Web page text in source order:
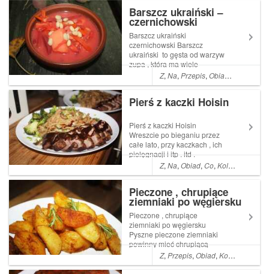
mięsożerną Read More ...
Artykuł Ziemniaczane kulki z
pieczarkami po...
Barszcz ukraiński –
czernichowski
Barszcz ukraiński
czernichowski Barszcz
ukraiński to gęsta od warzyw
zupa , która ma wiele
wariantów . Tyle ile
domowych gospodarstw . Ale
niezmienne czyli każdy
Artykuł Barszcz ukraiński ...
Z,Na,Przepis,Obiad ,
Pierś z kaczki Hoisin
Pierś z kaczki Hoisin
Wreszcie po bieganiu przez
całe lato, przy kaczkach , ich
pielęgnacji i itp . itd .
Nadszedł ten piękny czas
konsumpcji . Własne, kacze
Artykuł Pierś z kaczki Hoisin
pochodzi z serwisu Ogrodnik
w podróży. ...
Z,Na,Obiad,Co,Kolacja
Pieczone , chrupiące
ziemniaki po węgiersku
Pieczone , chrupiące
ziemniaki po węgiersku
Pyszne pieczone ziemniaki
powinny mieć chrupiącą
skorupkę z zewnątrz i miękki
kremowy środek . Te właśnie
Z,Przepis,Obiad,Kolacja